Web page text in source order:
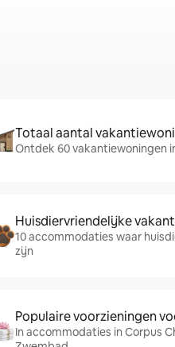
Totaal aantal
Ontdek 60 vakantiewoningen
Huisdiervriendelijke
10 accommodaties waar
zijn
Populaire voorzieningen
In accommodaties in Corpus